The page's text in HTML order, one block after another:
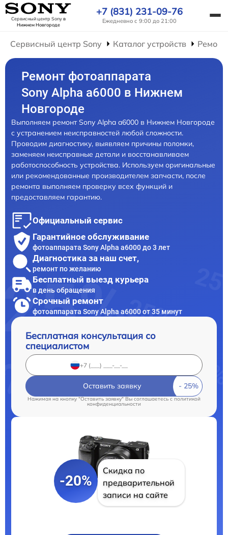
Сервисный центр Sonyв
Нижнем Новгороде
+7 (831) 231-09-76
Ежедневно с 9:00 до 21:00
Сервисный центр Sony Каталог устройств
Ремонт фотоаппарата
Sony Alpha a6000 в Нижнем
Новгороде
Выполняем ремонт Sony Alpha a6000 в Нижнем Новгороде
с устранением неисправностей любой сложности.
Проводим диагностику, выявляем причины поломки,
заменяем неисправные детали и восстанавливаем
работоспособность устройства. Используем оригинальные
или рекомендованные производителем запчасти, после
ремонта выполняем проверку всех функций и
предоставляем гарантию.
Официальный сервис
Гарантийное обслуживание
фотоаппарата Sony Alpha a6000 до 3 лет
Диагностика за наш счет,
ремонт по желанию
Бесплатный выезд курьера
в день обращения
Срочный ремонт
фотоаппарата Sony Alpha a6000 от 35 минут
Бесплатная консультация со
специалистом
Оставить заявку
Нажимая на кнопку "Оставить заявку" Вы соглашаетесь c политикой
конфиденциальности
-20%
Скидка по
предварительной
записи на сайте